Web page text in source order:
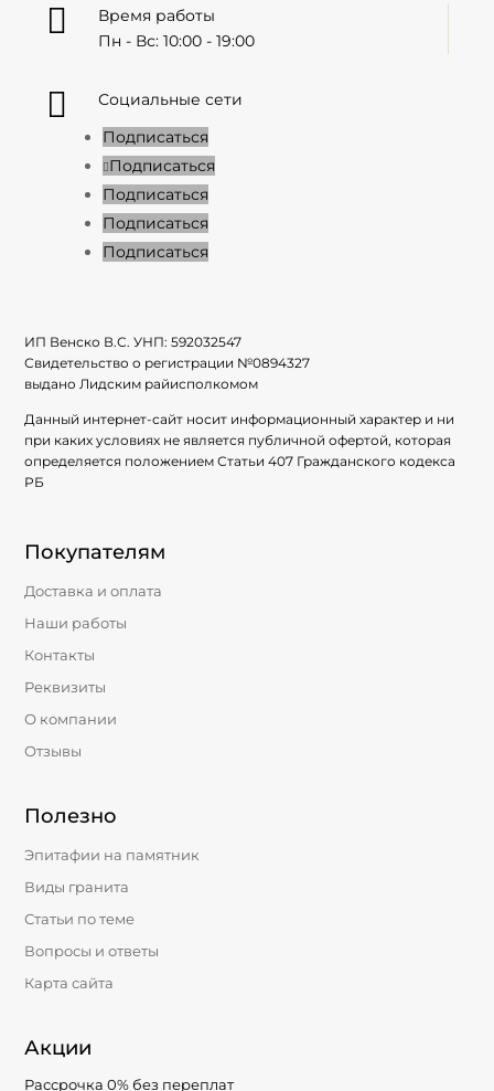

Время работы
Пн - Вс: 10:00 - 19:00

Социальные сети
Подписаться
Подписаться
Подписаться
Подписаться
Подписаться
ИП Венско В.С. УНП:592032547
Свидетельство о регистрации №0894327
выдано Лидским райисполкомом
Данный интернет-сайт носит информационный характер и ни
при каких условиях не является публичной офертой, которая
определяется положением Статьи 407 Гражданского кодекса
РБ
Покупателям
Доставка и оплата
Наши работы
Контакты
Реквизиты
О компании
Отзывы
Полезно
Эпитафии на памятник
Виды гранита
Статьи по теме
Вопросы и ответы
Карта сайта
Акции
Рассрочка 0% без переплат